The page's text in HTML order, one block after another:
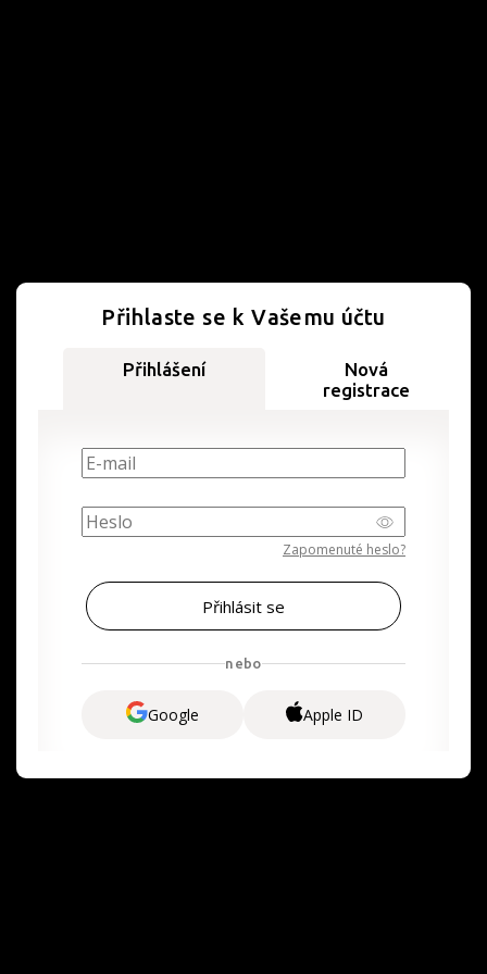
Přihlaste se k Vašemu účtu
Přihlášení
Nová
registrace
Zapomenuté heslo?
nebo
Google Apple ID